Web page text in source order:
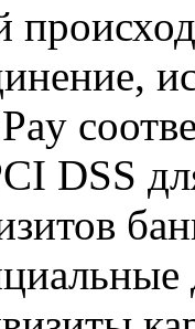
DSS